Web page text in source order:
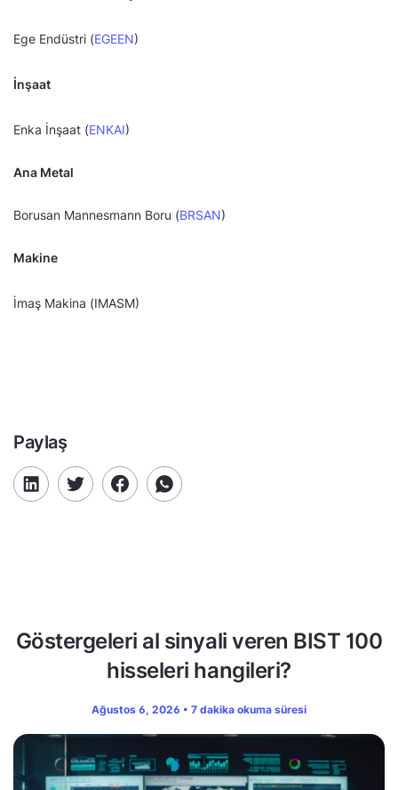
Ege Endüstri (EGEEN)
İnşaat
Enka İnşaat (ENKAI)
Ana Metal
Borusan Mannesmann Boru (BRSAN)
Makine
İmaş Makina (IMASM)
Paylaş
Göstergeleri al sinyali veren BIST 100
hisseleri hangileri?
Ağustos 6, 2026 • 7 dakika okuma süresi